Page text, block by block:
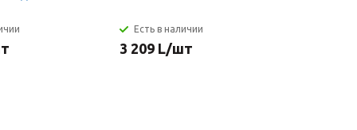
Есть в наличии
3 209 L/шт